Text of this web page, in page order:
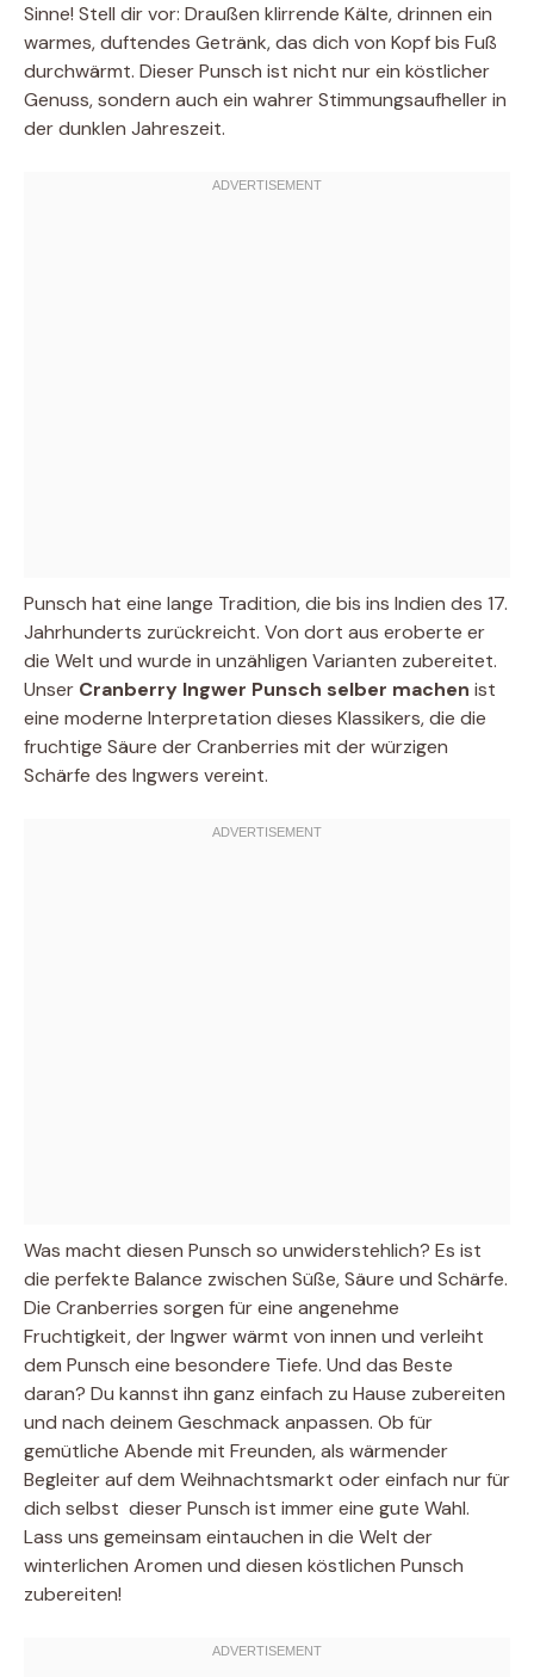
Sinne! Stell dir vor: Draußen klirrende Kälte, drinnen ein
warmes, duftendes Getränk, das dich von Kopf bis Fuß
durchwärmt. Dieser Punsch ist nicht nur ein köstlicher
Genuss, sondern auch ein wahrer Stimmungsaufheller in
der dunklen Jahreszeit.
Punsch hat eine lange Tradition, die bis ins Indien des 17.
Jahrhunderts zurückreicht. Von dort aus eroberte er
die Welt und wurde in unzähligen Varianten zubereitet.
Unser Cranberry Ingwer Punsch selber machen ist
eine moderne Interpretation dieses Klassikers, die die
fruchtige Säure der Cranberries mit der würzigen
Schärfe des Ingwers vereint.
Was macht diesen Punsch so unwiderstehlich? Es ist
die perfekte Balance zwischen Süße, Säure und Schärfe.
Die Cranberries sorgen für eine angenehme
Fruchtigkeit, der Ingwer wärmt von innen und verleiht
dem Punsch eine besondere Tiefe. Und das Beste
daran? Du kannst ihn ganz einfach zu Hause zubereiten
und nach deinem Geschmack anpassen. Ob für
gemütliche Abende mit Freunden, als wärmender
Begleiter auf dem Weihnachtsmarkt oder einfach nur für
dich selbst  dieser Punsch ist immer eine gute Wahl.
Lass uns gemeinsam eintauchen in die Welt der
winterlichen Aromen und diesen köstlichen Punsch
zubereiten!